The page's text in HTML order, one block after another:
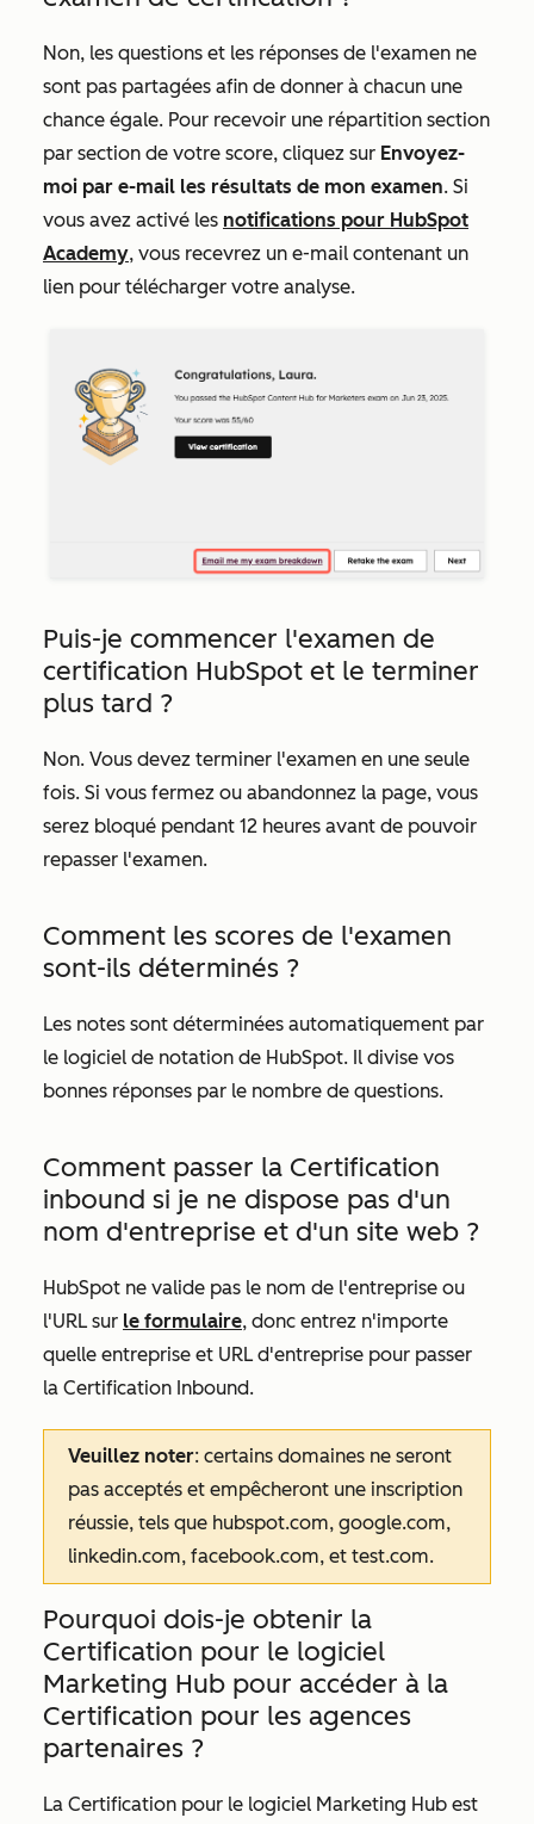
Non, les questions et les réponses de l'examen ne
sont pas partagées afin de donner à chacun une
chance égale. Pour recevoir une répartition section
par section de votre score, cliquez sur Envoyez-
moi par e-mail les résultats de mon examen. Si
vous avez activé les notifications pour HubSpot
Academy, vous recevrez un e-mail contenant un
lien pour télécharger votre analyse.
Puis-je commencer l'examen de
certification HubSpot et le terminer
plus tard ?
Non. Vous devez terminer l'examen en une seule
fois. Si vous fermez ou abandonnez la page, vous
serez bloqué pendant 12 heures avant de pouvoir
repasser l'examen.
Comment les scores de l'examen
sont-ils déterminés ?
Les notes sont déterminées automatiquement par
le logiciel de notation de HubSpot. Il divise vos
bonnes réponses par le nombre de questions.
Comment passer la Certification
inbound si je ne dispose pas d'un
nom d'entreprise et d'un site web ?
HubSpot ne valide pas le nom de l'entreprise ou
l'URL sur le formulaire, donc entrez n'importe
quelle entreprise et URL d'entreprise pour passer
la Certification Inbound.
Veuillez noter: certains domaines ne seront
pas acceptés et empêcheront une inscription
réussie, tels que hubspot.com, google.com,
linkedin.com, facebook.com, et test.com.
Pourquoi dois-je obtenir la
Certification pour le logiciel
Marketing Hub pour accéder à la
Certification pour les agences
partenaires ?
La Certification pour le logiciel Marketing Hub est